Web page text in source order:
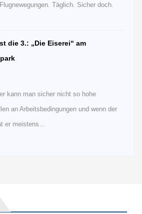
Täglich. Sicher doch.
die 3.: „Die Eiserei“ am
kann man sicher nicht so hohe
an Arbeitsbedingungen und wenn der
er meistens…